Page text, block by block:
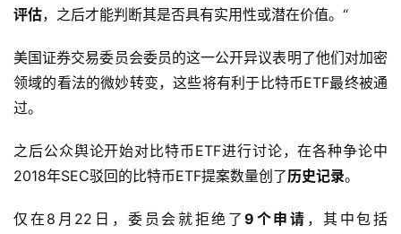
评估，之后才能判断其是否具有实用性或潜在价值。“
美国证券交易委员会委员的这一公开异议表明了他们对加密
领域的看法的微妙转变，这些将有利于比特币ETF最终被通
过。
之后公众舆论开始对比特币ETF进行讨论，在各种争论中
2018年SEC驳回的比特币ETF提案数量创了历史记录。
仅在8月22日，委员会就拒绝了9个申请 ，其中包括